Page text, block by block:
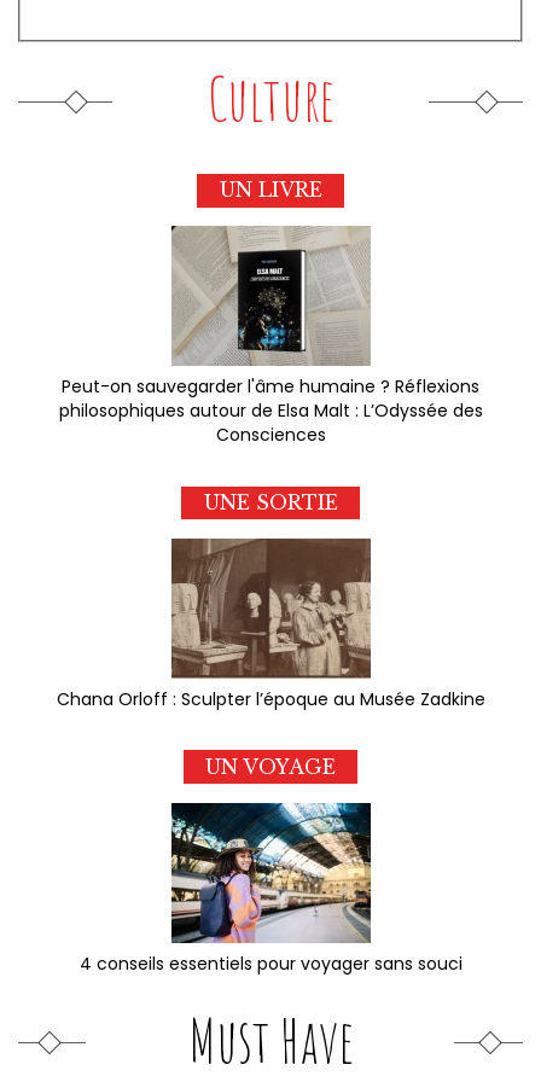
Culture
UN LIVRE
Peut-on sauvegarder l'âme humaine ? Réflexions
philosophiques autour de Elsa Malt : L’Odyssée des
Consciences
UNE SORTIE
Chana Orloff : Sculpter l’époque au Musée Zadkine
UN VOYAGE
4 conseils essentiels pour voyager sans souci
Must Have